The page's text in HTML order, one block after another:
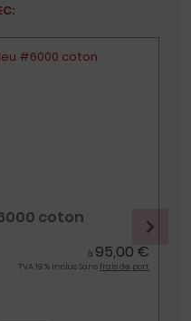
coton
à 95,00 €
TVA 19 % inclus Sans frais de port